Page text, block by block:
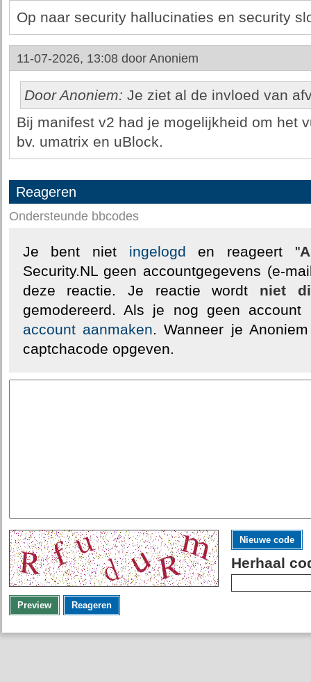
Op naar security hallucinaties en security
11-07-2026, 13:08 door Anoniem
Door Anoniem: Je ziet al de invloed van
Bij manifest v2 had je mogelijkheid om het
bv. umatrix en uBlock.
Reageren
Ondersteunde bbcodes
Je bent niet ingelogd en reageert "
Security.NL geen accountgegevens (e-
deze reactie. Je reactie wordt niet
gemodereerd. Als je nog geen
account aanmaken. Wanneer je
captchacode opgeven.
Nieuwe code
Herhaal
Preview Reageren